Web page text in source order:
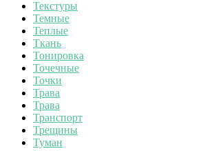
Текстуры
Темные
Теплые
Ткань
Тонировка
Точечные
Точки
Трава
Трава
Транспорт
Трещины
Туман